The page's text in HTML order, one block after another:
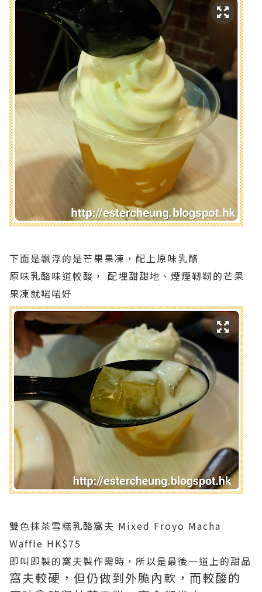
下面是飄浮的是芒果果凍，配上原味乳酪
原味乳酪味道較酸， 配埋甜甜地、煙煙靭靭的芒果
果凍就啱啱好
雙色抹茶雪糕乳酪窩夫 Mixed Froyo Macha
Waffle HK$75
即叫即製的窩夫製作需時，所以是最後一道上的甜品
窩夫較硬，但仍做到外脆內軟，而較酸的